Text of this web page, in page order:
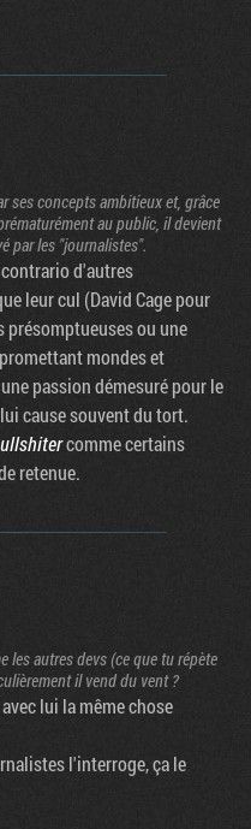
ses concepts ambitieux et, grâce
au public, il devient
par les "journalistes".
d'autres
leur cul (David Cage pour
ou une
mondes et
passion démesuré pour le
cause souvent du tort.
comme certains
retenue.
les autres devs (ce que tu répète
il vend du vent ?
lui la même chose
l'interroge, ça le